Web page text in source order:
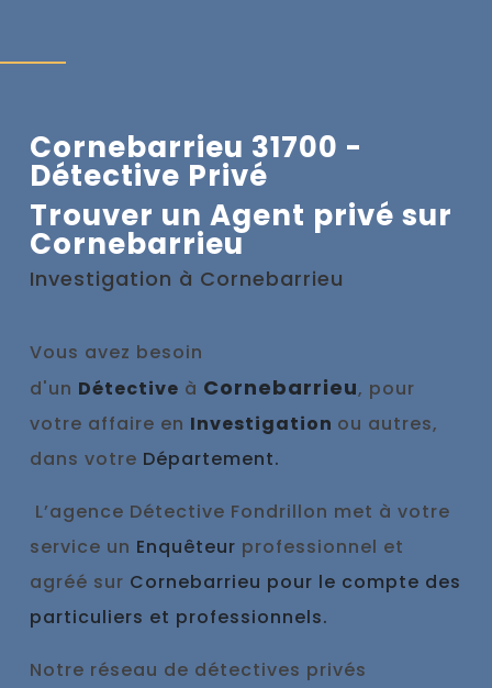
Cornebarrieu 31700 -
Détective Privé
Trouver un Agent privé sur
Cornebarrieu
Investigation à Cornebarrieu
Vous avez besoin
d'un Détective à Cornebarrieu, pour
votre affaire en Investigation ou autres,
dans votre Département.
L’agence Détective Fondrillon met à votre
service un Enquêteur professionnel et
agréé sur Cornebarrieu pour le compte des
particuliers et professionnels.
Notre réseau de détectives privés